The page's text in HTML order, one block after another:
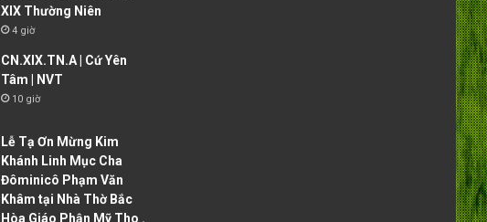
XIX Thường Niên
4 giờ
CN.XIX.TN.A | Cứ Yên
Tâm | NVT
10 giờ
Lễ Tạ Ơn Mừng Kim
Khánh Linh Mục Cha
Đôminicô Phạm Văn
Khâm tại Nhà Thờ Bắc
Hòa Giáo Phận Mỹ Tho .